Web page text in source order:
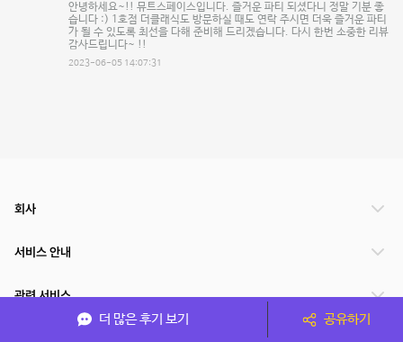
안녕하세요~!! 뮤트스페이스입니다. 즐거운 파티 되셨다니 정말 기분 좋
습니다 :) 1호점 더클래식도 방문하실 때도 연락 주시면 더욱 즐거운 파티
가 될 수 있도록 최선을 다해 준비해 드리겠습니다. 다시 한번 소중한 리뷰
감사드립니다~ !!
2023-06-05 14:07:31
더 많은 후기 보기 공유하기
회사
서비스 안내
관련 서비스